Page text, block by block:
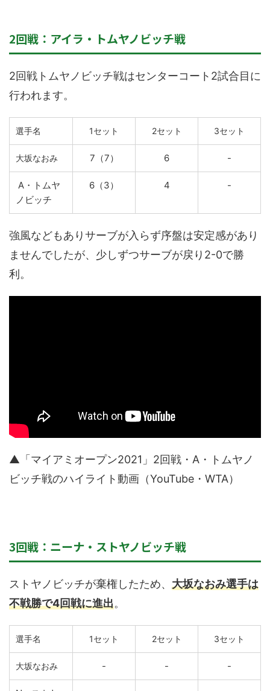
2回戦：アイラ・トムヤノビッチ戦
2回戦トムヤノビッチ戦はセンターコート2試合目に
行われます。
選手名 1セット 2セット 3セット
大坂なおみ 7（7） 6 -
A・トムヤ
ノビッチ
6（3） 4 -
強風などもありサーブが入らず序盤は安定感があり
ませんでしたが、少しずつサーブが戻り2-0で勝
利。
▲「マイアミオープン2021」2回戦・A・トムヤノ
ビッチ戦のハイライト動画（YouTube・WTA）
3回戦：ニーナ・ストヤノビッチ戦
ストヤノビッチが棄権したため、 大坂なおみ選手は
不戦勝で4回戦に進出。
選手名 1セット 2セット 3セット
大坂なおみ - - -